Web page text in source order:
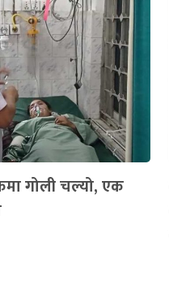
गोली चल्यो, एक